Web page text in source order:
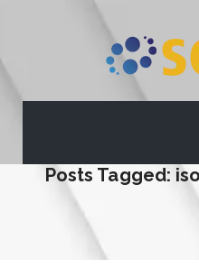
Posts Tagged: